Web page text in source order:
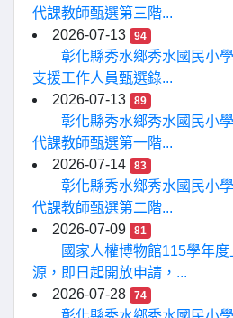
代課教師甄選第三階...
2026-07-13
94
彰化縣秀水鄉秀水國民小
支援工作人員甄選錄...
2026-07-13
89
彰化縣秀水鄉秀水國民小
代課教師甄選第一階...
2026-07-14
83
彰化縣秀水鄉秀水國民小
代課教師甄選第二階...
2026-07-09
81
國家人權博物館115學年
源，即日起開放申請，...
2026-07-28
74